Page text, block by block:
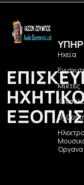
Ηχεία
Μίκτες
Dj
Όργανα